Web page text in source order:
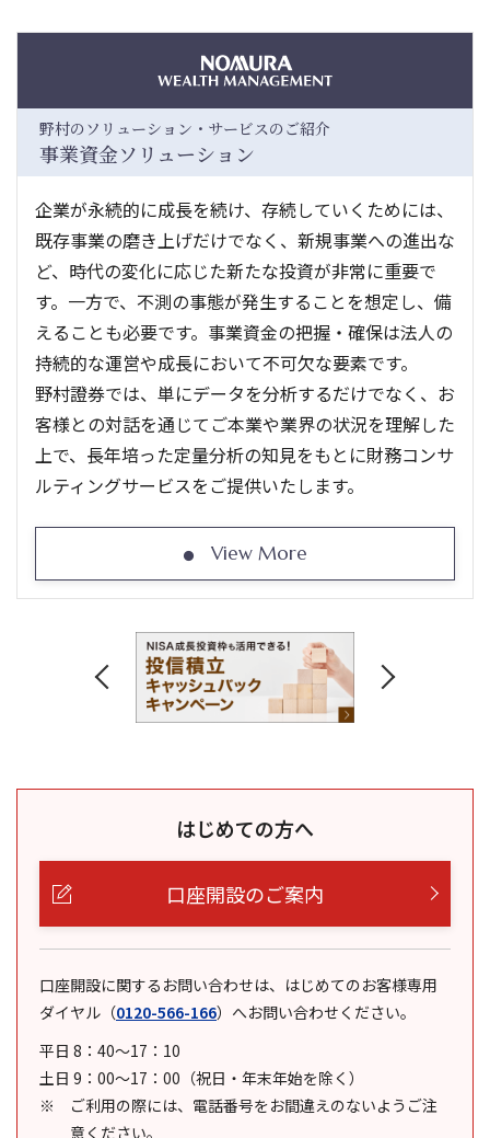
野村のソリューション・サービスのご紹介
事業資金ソリューション
企業が永続的に成長を続け、存続していくためには、
既存事業の磨き上げだけでなく、新規事業への進出な
ど、時代の変化に応じた新たな投資が非常に重要で
す。一方で、不測の事態が発生することを想定し、備
えることも必要です。事業資金の把握・確保は法人の
持続的な運営や成長において不可欠な要素です。
野村證券では、単にデータを分析するだけでなく、お
客様との対話を通じてご本業や業界の状況を理解した
上で、長年培った定量分析の知見をもとに財務コンサ
ルティングサービスをご提供いたします。
View More
はじめての方へ
口座開設のご案内
口座開設に関するお問い合わせは、はじめてのお客様専用
ダイヤル （0120-566-166） へお問い合わせください。
平日 8：40～17：10
土日 9：00～17：00（祝日・年末年始を除く）
ご利用の際には、電話番号をお間違えのないようご注
意ください。